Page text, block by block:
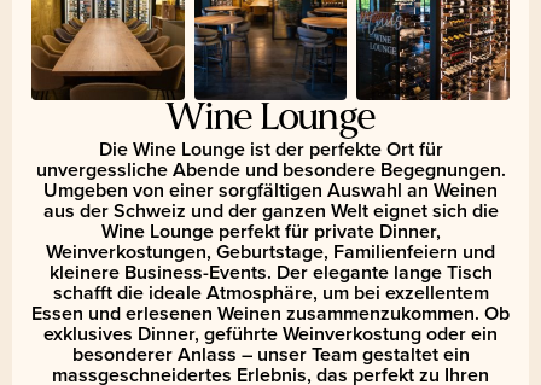
Wine Lounge
Die Wine Lounge ist der perfekte Ort für
unvergessliche Abende und besondere Begegnungen.
Umgeben von einer sorgfältigen Auswahl an Weinen
aus der Schweiz und der ganzen Welt eignet sich die
Wine Lounge perfekt für private Dinner,
Weinverkostungen, Geburtstage, Familienfeiern und
kleinere Business-Events. Der elegante lange Tisch
schafft die ideale Atmosphäre, um bei exzellentem
Essen und erlesenen Weinen zusammenzukommen. Ob
exklusives Dinner, geführte Weinverkostung oder ein
besonderer Anlass – unser Team gestaltet ein
massgeschneidertes Erlebnis, das perfekt zu Ihren